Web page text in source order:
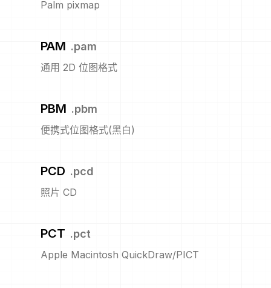
Palm pixmap
PAM .pam
通用 2D 位图格式
PBM .pbm
便携式位图格式(黑白)
PCD .pcd
照片 CD
PCT .pct
Apple Macintosh QuickDraw/PICT